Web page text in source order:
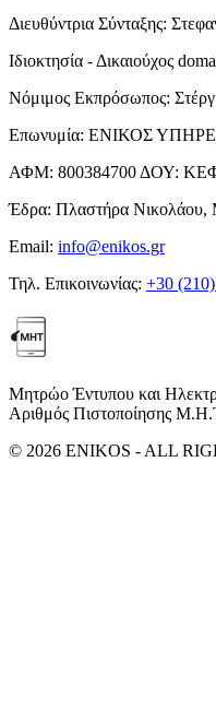
Διευθύντρια Σύνταξης:
Ιδιοκτησία - Δικαιούχος
Νόμιμος Εκπρόσωπος:
Επωνυμία: ΕΝΙΚΟΣ
ΑΦΜ: 800384700 ΔΟΥ:
Έδρα: Πλαστήρα Νικολάου,
Email: info@enikos.gr
Τηλ. Επικοινωνίας: +30
Μητρώο Έντυπου και
Αριθμός Πιστοποίησης
© 2026 ENIKOS - ALL